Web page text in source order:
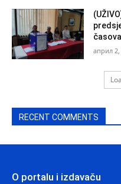
април 2,
RECENT COMMENTS
O portalu i izdavaču